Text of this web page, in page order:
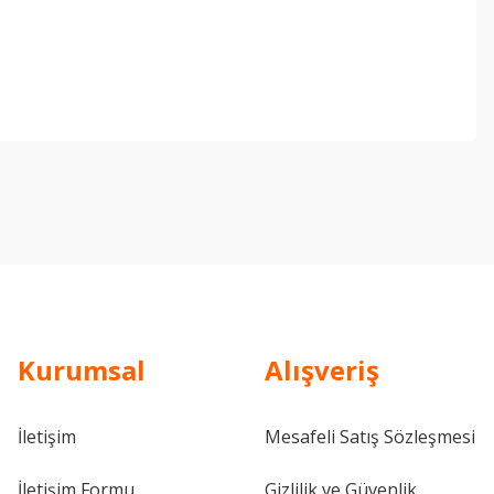
Kurumsal
İletişim
Alışveriş
Mesafeli Satış Sözleşmesi